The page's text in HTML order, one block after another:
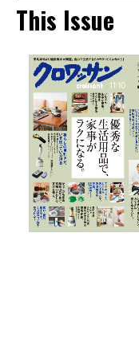
This Issue